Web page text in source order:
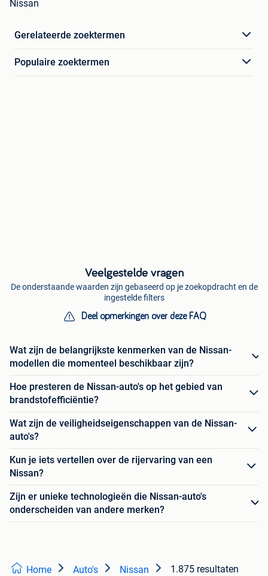
Nissan
Gerelateerde zoektermen
Populaire zoektermen
Veelgestelde vragen
De onderstaande waarden zijn gebaseerd op je zoekopdracht en de
ingestelde filters
Deel opmerkingen over deze FAQ
Wat zijn de belangrijkste kenmerken van de Nissan-
modellen die momenteel beschikbaar zijn?
Hoe presteren de Nissan-auto's op het gebied van
brandstofefficiëntie?
Wat zijn de veiligheidseigenschappen van de Nissan-
auto's?
Kun je iets vertellen over de rijervaring van een
Nissan?
Zijn er unieke technologieën die Nissan-auto's
onderscheiden van andere merken?
Home Auto's Nissan 1.875 resultaten